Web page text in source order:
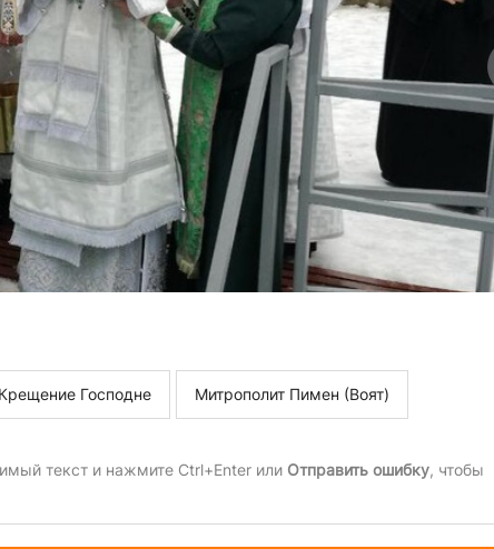
Господне Митрополит Пимен (Воят)
текст и нажмите Ctrl+Enter или Отправить ошибку, чтобы